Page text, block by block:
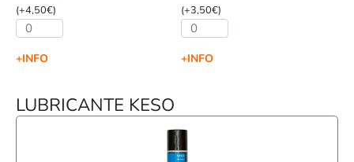
(+4,50€)
+INFO
(+3,50€)
+INFO
LUBRICANTE KESO